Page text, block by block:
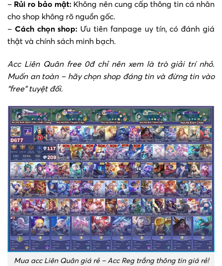
– Rủi ro bảo mật: Không nên cung cấp thông tin cá nhân
cho shop không rõ nguồn gốc.
– Cách chọn shop: Ưu tiên fanpage uy tín, có đánh giá
thật và chính sách minh bạch.
Acc Liên Quân free 0đ chỉ nên xem là trò giải trí nhỏ.
Muốn an toàn – hãy chọn shop đáng tin và đừng tin vào
“free” tuyệt đối.
Mua acc Liên Quân giá rẻ – Acc Reg trắng thông tin giá rẻ!